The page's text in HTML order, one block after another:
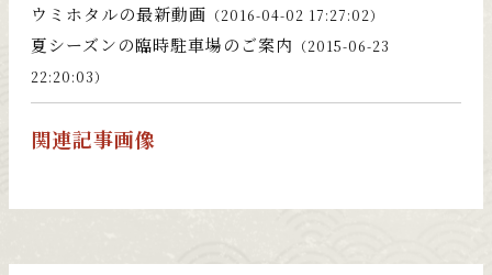
ウミホタルの最新動画 （2016-04-02 17:27:02）
夏シーズンの臨時駐車場のご案内 （2015-06-23
22:20:03）
関連記事画像